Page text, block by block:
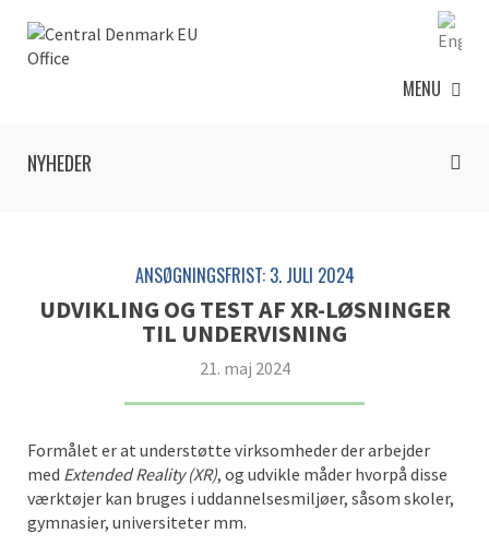
MENU
NYHEDER
ANSØGNINGSFRIST: 3. JULI 2024
UDVIKLING OG TEST AF XR-LØSNINGER
TIL UNDERVISNING
21. maj 2024
Formålet er at understøtte virksomheder der arbejder
med Extended Reality (XR), og udvikle måder hvorpå disse
værktøjer kan bruges i uddannelsesmiljøer, såsom skoler,
gymnasier, universiteter mm.